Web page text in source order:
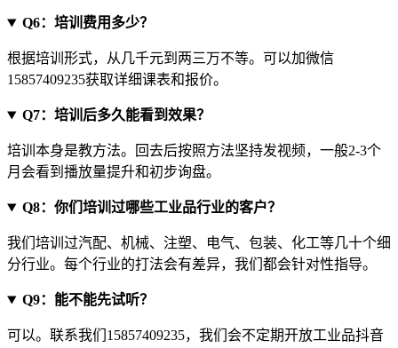
Q6：培训费用多少？
根据培训形式，从几千元到两三万不等。可以加微信
15857409235获取详细课表和报价。
Q7：培训后多久能看到效果？
培训本身是教方法。回去后按照方法坚持发视频，一般2-3个
月会看到播放量提升和初步询盘。
Q8：你们培训过哪些工业品行业的客户？
我们培训过汽配、机械、注塑、电气、包装、化工等几十个细
分行业。每个行业的打法会有差异，我们都会针对性指导。
Q9：能不能先试听？
可以。联系我们15857409235，我们会不定期开放工业品抖音